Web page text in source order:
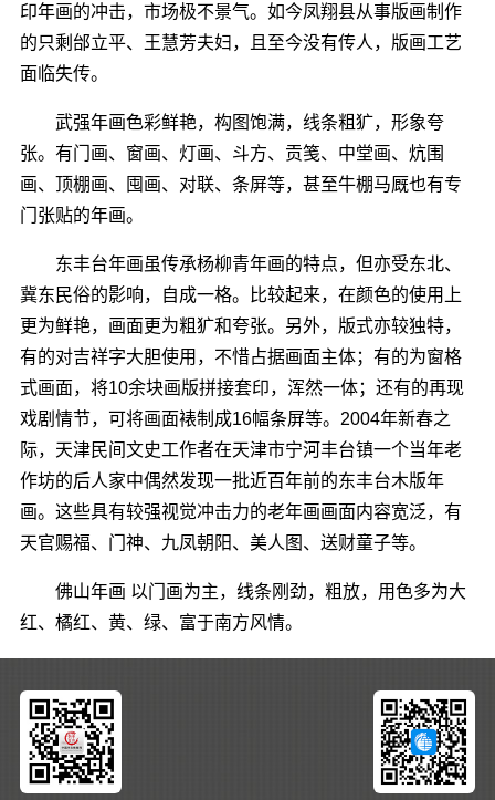
印年画的冲击，市场极不景气。如今凤翔县从事版画制作
的只剩邰立平、王慧芳夫妇，且至今没有传人，版画工艺
面临失传。
武强年画色彩鲜艳，构图饱满，线条粗犷，形象夸
张。有门画、窗画、灯画、斗方、贡笺、中堂画、炕围
画、顶棚画、囤画、对联、条屏等，甚至牛棚马厩也有专
门张贴的年画。
东丰台年画虽传承杨柳青年画的特点，但亦受东北、
冀东民俗的影响，自成一格。比较起来，在颜色的使用上
更为鲜艳，画面更为粗犷和夸张。另外，版式亦较独特，
有的对吉祥字大胆使用，不惜占据画面主体；有的为窗格
式画面，将10余块画版拼接套印，浑然一体；还有的再现
戏剧情节，可将画面裱制成16幅条屏等。2004年新春之
际，天津民间文史工作者在天津市宁河丰台镇一个当年老
作坊的后人家中偶然发现一批近百年前的东丰台木版年
画。这些具有较强视觉冲击力的老年画画面内容宽泛，有
天官赐福、门神、九凤朝阳、美人图、送财童子等。
佛山年画 以门画为主，线条刚劲，粗放，用色多为大
红、橘红、黄、绿、富于南方风情。